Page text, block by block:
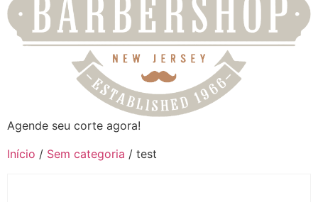
Agende seu corte agora!
Início / Sem categoria / test